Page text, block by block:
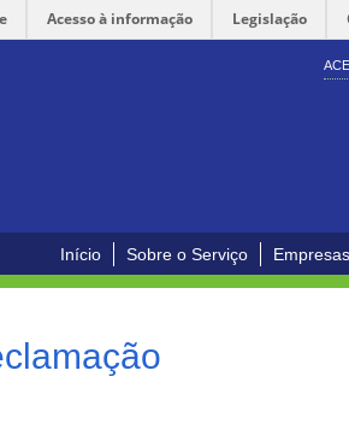
Acesso à informação Legislação
Início Sobre o Serviço